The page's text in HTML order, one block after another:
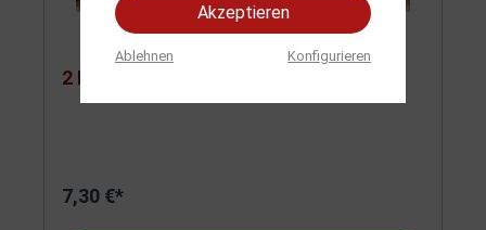
2 Festungsmauerwerk 30x15 cm
7,30 €*
Akzeptieren
Ablehnen Konfigurieren